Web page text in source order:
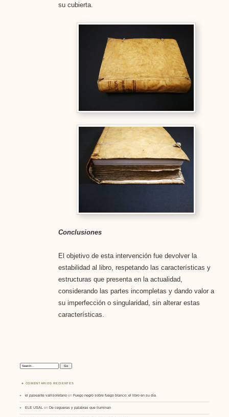
su cubierta.
Conclusiones
El objetivo de esta intervención fue devolver la
estabilidad al libro, respetando las características y
estructuras que presenta en la actualidad,
considerando las partes incompletas y dando valor a
su imperfección o singularidad, sin alterar estas
características.
Search:
COMENTARIOS RECIENTES
el paseante vallisoletano enFuego negro sobre fuego blanco: el libro en su día
ELE USAL enDe cegueras y palabras que iluminan